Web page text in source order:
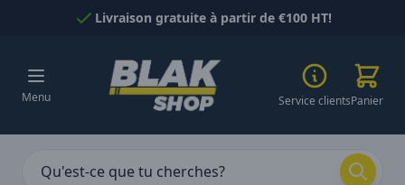
Passer au contenuLivraison gratuite à partir de €100 HT!
Menu Service clientsPanier